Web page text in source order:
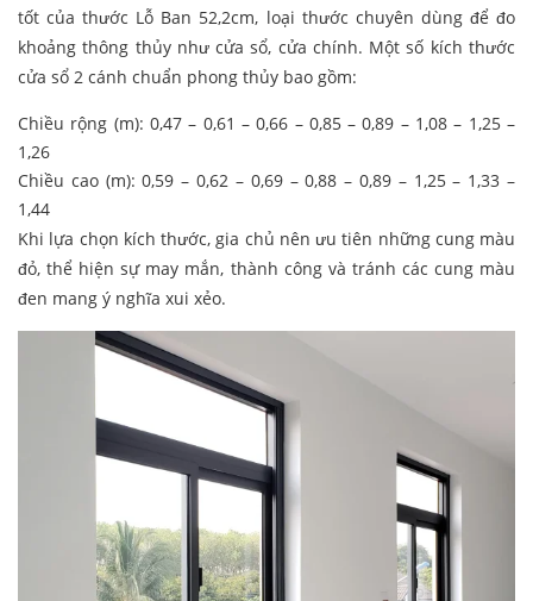
tốt của thước Lỗ Ban 52,2cm, loại thước chuyên dùng để đo
khoảng thông thủy như cửa sổ, cửa chính. Một số kích thước
cửa sổ 2 cánh chuẩn phong thủy bao gồm:
Chiều rộng (m): 0,47 – 0,61 – 0,66 – 0,85 – 0,89 – 1,08 – 1,25 –
1,26
Chiều cao (m): 0,59 – 0,62 – 0,69 – 0,88 – 0,89 – 1,25 – 1,33 –
1,44
Khi lựa chọn kích thước, gia chủ nên ưu tiên những cung màu
đỏ, thể hiện sự may mắn, thành công và tránh các cung màu
đen mang ý nghĩa xui xẻo.